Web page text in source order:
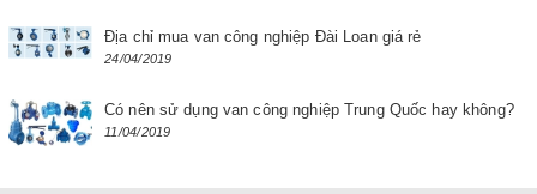
Địa chỉ mua van công nghiệp Đài Loan giá rẻ
24/04/2019
Có nên sử dụng van công nghiệp Trung Quốc hay không?
11/04/2019